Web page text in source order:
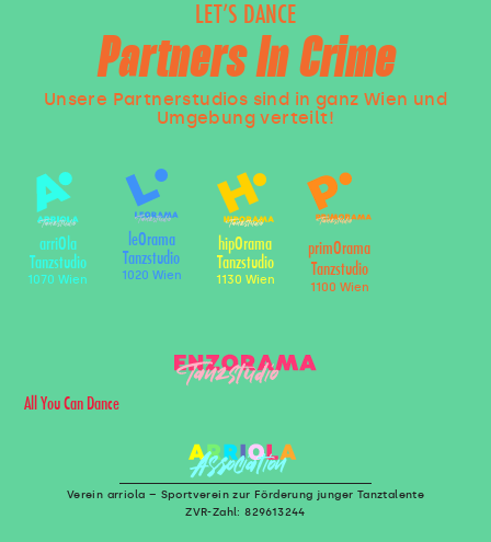
LET’S DANCE
Partners In Crime
Unsere Partnerstudios sind in ganz Wien und
Umgebung verteilt!
arriOla
Tanzstudio
1070 Wien
leOrama
Tanzstudio
1020 Wien
hipOrama
Tanzstudio
1130 Wien
primOrama
Tanzstudio
1100 Wien
All You Can Dance
Verein arriola – Sportverein zur Förderung junger Tanztalente
ZVR-Zahl: 829613244